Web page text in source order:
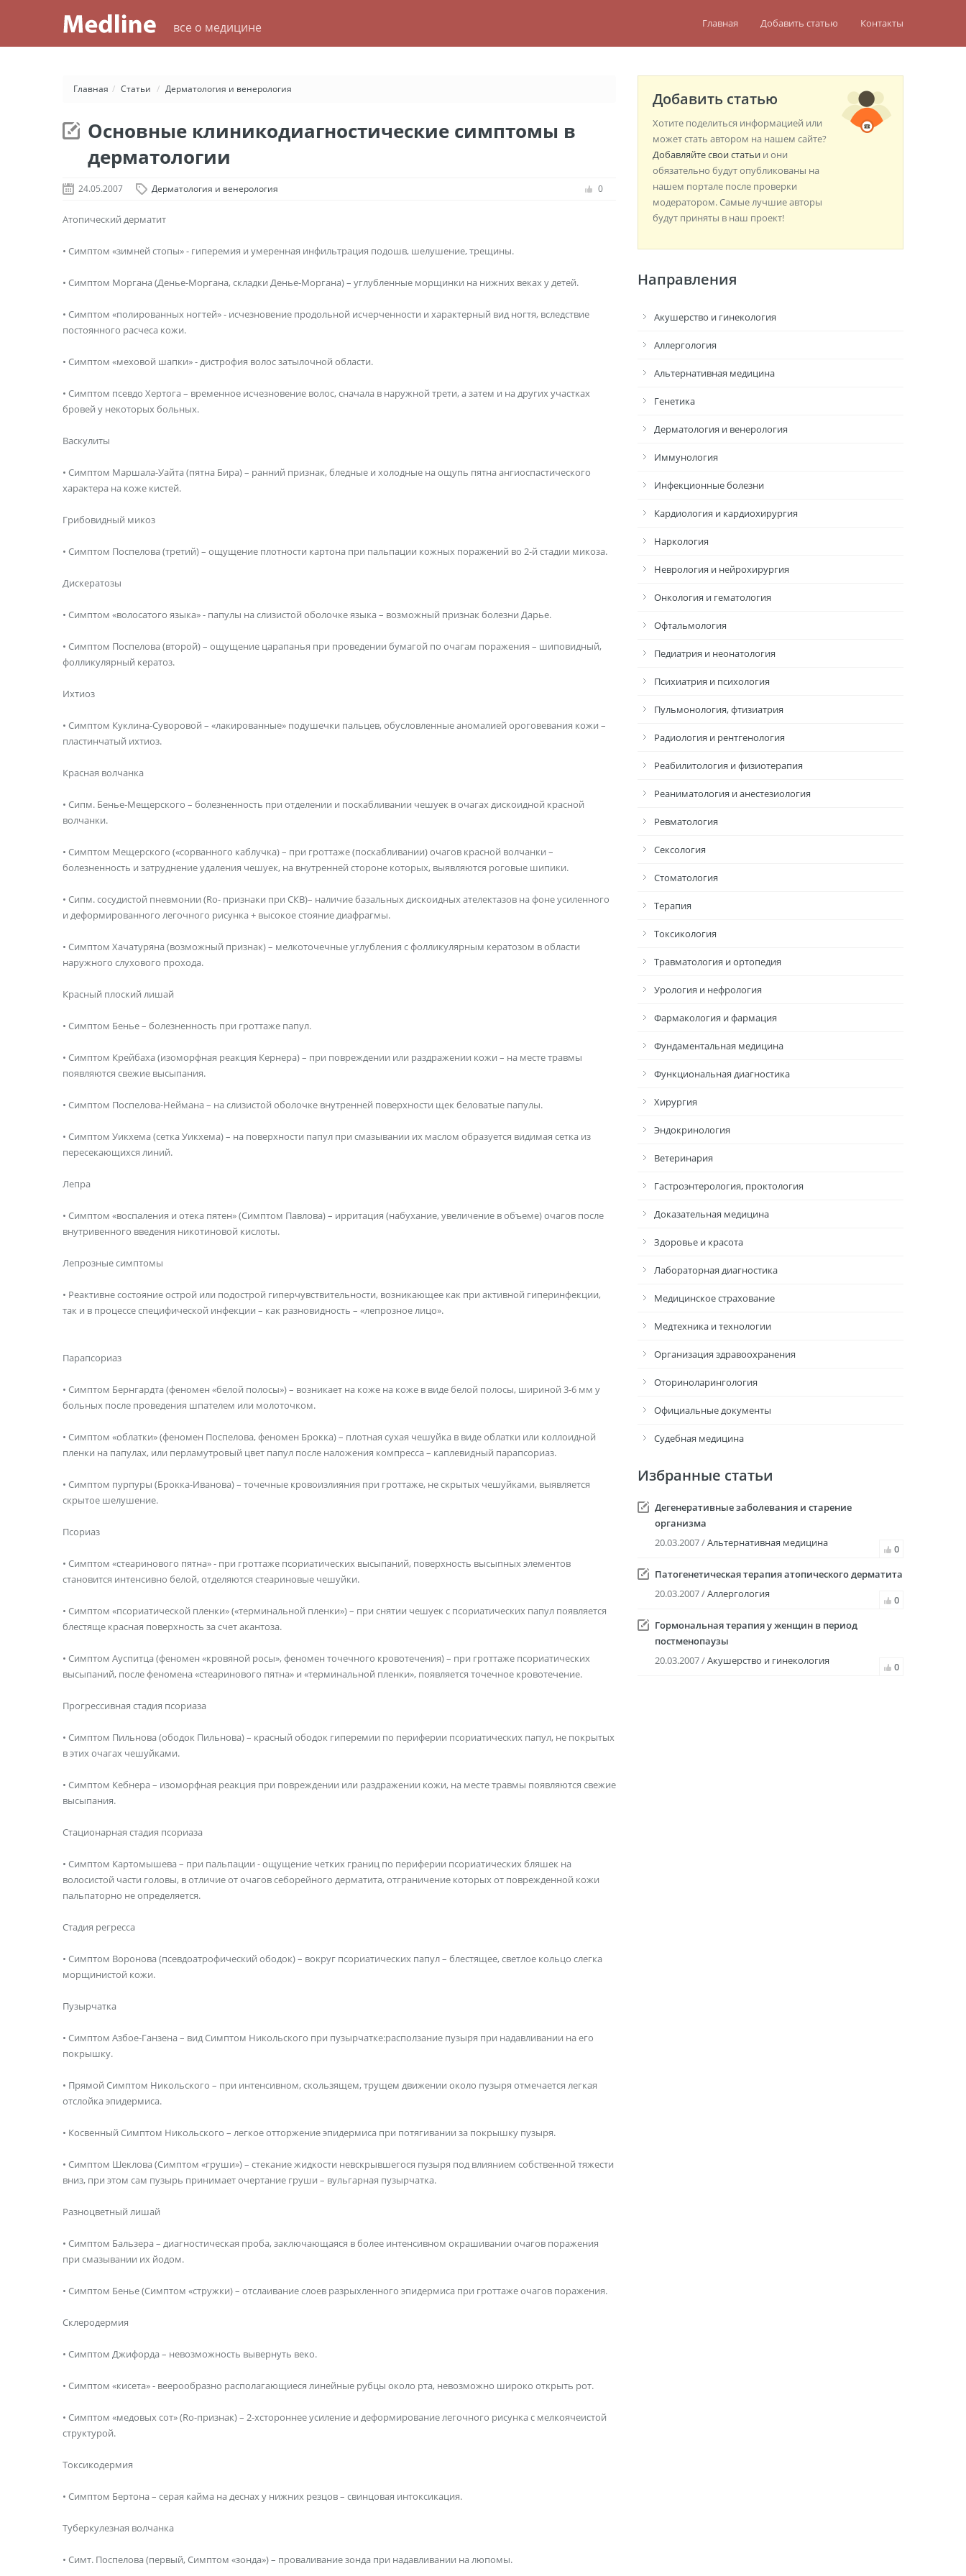
все о медицине Главная Добавить статью Контакты
Главная / Статьи / Дерматология и венерология
Основные клиникодиагностические симптомы в
дерматологии
24.05.2007 Дерматология и венерология 0
Атопический дерматит
• Симптом «зимней стопы» - гиперемия и умеренная инфильтрация подошв, шелушение, трещины.
• Симптом Моргана (Денье-Моргана, складки Денье-Моргана) – углубленные морщинки на нижних веках у детей.
• Симптом «полированных ногтей» - исчезновение продольной исчерченности и характерный вид ногтя, вследствие
постоянного расчеса кожи.
• Симптом «меховой шапки» - дистрофия волос затылочной области.
• Симптом псевдо Хертога – временное исчезновение волос, сначала в наружной трети, а затем и на других участках
бровей у некоторых больных.
Васкулиты
• Симптом Маршала-Уайта (пятна Бира) – ранний признак, бледные и холодные на ощупь пятна ангиоспастического
характера на коже кистей.
Грибовидный микоз
• Симптом Поспелова (третий) – ощущение плотности картона при пальпации кожных поражений во 2-й стадии микоза.
Дискератозы
• Симптом «волосатого языка» - папулы на слизистой оболочке языка – возможный признак болезни Дарье.
• Симптом Поспелова (второй) – ощущение царапанья при проведении бумагой по очагам поражения – шиповидный,
фолликулярный кератоз.
Ихтиоз
• Симптом Куклина-Суворовой – «лакированные» подушечки пальцев, обусловленные аномалией ороговевания кожи –
пластинчатый ихтиоз.
Красная волчанка
• Сипм. Бенье-Мещерского – болезненность при отделении и поскабливании чешуек в очагах дискоидной красной
волчанки.
• Симптом Мещерского («сорванного каблучка) – при гроттаже (поскабливании) очагов красной волчанки –
болезненность и затруднение удаления чешуек, на внутренней стороне которых, выявляются роговые шипики.
• Сипм. сосудистой пневмонии (Ro- признаки при СКВ)– наличие базальных дискоидных ателектазов на фоне усиленного
и деформированного легочного рисунка + высокое стояние диафрагмы.
• Симптом Хачатуряна (возможный признак) – мелкоточечные углубления с фолликулярным кератозом в области
наружного слухового прохода.
Красный плоский лишай
• Симптом Бенье – болезненность при гроттаже папул.
• Симптом Крейбаха (изоморфная реакция Кернера) – при повреждении или раздражении кожи – на месте травмы
появляются свежие высыпания.
• Симптом Поспелова-Неймана – на слизистой оболочке внутренней поверхности щек беловатые папулы.
• Симптом Уикхема (сетка Уикхема) – на поверхности папул при смазывании их маслом образуется видимая сетка из
пересекающихся линий.
Лепра
• Симптом «воспаления и отека пятен» (Симптом Павлова) – ирритация (набухание, увеличение в объеме) очагов после
внутривенного введения никотиновой кислоты.
Лепрозные симптомы
• Реактивне состояние острой или подострой гиперчувствительности, возникающее как при активной гиперинфекции,
так и в процессе специфической инфекции – как разновидность – «лепрозное лицо».
Парапсориаз
• Симптом Бернгардта (феномен «белой полосы») – возникает на коже на коже в виде белой полосы, шириной 3-6 мм у
больных после проведения шпателем или молоточком.
• Симптом «облатки» (феномен Поспелова, феномен Брокка) – плотная сухая чешуйка в виде облатки или коллоидной
пленки на папулах, или перламутровый цвет папул после наложения компресса – каплевидный парапсориаз.
• Симптом пурпуры (Брокка-Иванова) – точечные кровоизлияния при гроттаже, не скрытых чешуйками, выявляется
скрытое шелушение.
Псориаз
• Симптом «стеаринового пятна» - при гроттаже псориатических высыпаний, поверхность высыпных элементов
становится интенсивно белой, отделяются стеариновые чешуйки.
• Симптом «псориатической пленки» («терминальной пленки») – при снятии чешуек с псориатических папул появляется
блестяще красная поверхность за счет акантоза.
• Симптом Ауспитца (феномен «кровяной росы», феномен точечного кровотечения) – при гроттаже псориатических
высыпаний, после феномена «стеаринового пятна» и «терминальной пленки», появляется точечное кровотечение.
Прогрессивная стадия псориаза
• Симптом Пильнова (ободок Пильнова) – красный ободок гиперемии по периферии псориатических папул, не покрытых
в этих очагах чешуйками.
• Симптом Кебнера – изоморфная реакция при повреждении или раздражении кожи, на месте травмы появляются свежие
высыпания.
Стационарная стадия псориаза
• Симптом Картомышева – при пальпации - ощущение четких границ по периферии псориатических бляшек на
волосистой части головы, в отличие от очагов себорейного дерматита, отграничение которых от поврежденной кожи
пальпаторно не определяется.
Стадия регресса
• Симптом Воронова (псевдоатрофический ободок) – вокруг псориатических папул – блестящее, светлое кольцо слегка
морщинистой кожи.
Пузырчатка
• Симптом Азбое-Ганзена – вид Симптом Никольского при пузырчатке:расползание пузыря при надавливании на его
покрышку.
• Прямой Симптом Никольского – при интенсивном, скользящем, трущем движении около пузыря отмечается легкая
отслойка эпидермиса.
• Косвенный Симптом Никольского – легкое отторжение эпидермиса при потягивании за покрышку пузыря.
• Симптом Шеклова (Симптом «груши») – стекание жидкости невскрывшегося пузыря под влиянием собственной тяжести
вниз, при этом сам пузырь принимает очертание груши – вульгарная пузырчатка.
Разноцветный лишай
• Симптом Бальзера – диагностическая проба, заключающаяся в более интенсивном окрашивании очагов поражения
при смазывании их йодом.
• Симптом Бенье (Симптом «стружки) – отслаивание слоев разрыхленного эпидермиса при гроттаже очагов поражения.
Склеродермия
• Симптом Джифорда – невозможность вывернуть веко.
• Симптом «кисета» - веерообразно располагающиеся линейные рубцы около рта, невозможно широко открыть рот.
• Симптом «медовых сот» (Ro-признак) – 2-хстороннее усиление и деформирование легочного рисунка с мелкоячеистой
структурой.
Токсикодермия
• Симптом Бертона – серая кайма на деснах у нижних резцов – свинцовая интоксикация.
Туберкулезная волчанка
• Симт. Поспелова (первый, Симптом «зонда») – проваливание зонда при надавливании на люпомы.
Добавить статью
Хотите поделиться информацией или
может стать автором на нашем сайте?
Добавляйте свои статьи и они
обязательно будут опубликованы на
нашем портале после проверки
модератором. Самые лучшие авторы
будут приняты в наш проект!
Направления
Акушерство и гинекология
Аллергология
Альтернативная медицина
Генетика
Дерматология и венерология
Иммунология
Инфекционные болезни
Кардиология и кардиохирургия
Наркология
Неврология и нейрохирургия
Онкология и гематология
Офтальмология
Педиатрия и неонатология
Психиатрия и психология
Пульмонология, фтизиатрия
Радиология и рентгенология
Реабилитология и физиотерапия
Реаниматология и анестезиология
Ревматология
Сексология
Стоматология
Терапия
Токсикология
Травматология и ортопедия
Урология и нефрология
Фармакология и фармация
Фундаментальная медицина
Функциональная диагностика
Хирургия
Эндокринология
Ветеринария
Гастроэнтерология, проктология
Доказательная медицина
Здоровье и красота
Лабораторная диагностика
Медицинское страхование
Медтехника и технологии
Организация здравоохранения
Оториноларингология
Официальные документы
Судебная медицина
Избранные статьи
Дегенеративные заболевания и старение
организма
20.03.2007 /Альтернативная медицина
0
Патогенетическая терапия атопического дерматита
20.03.2007 /Аллергология
0
Гормональная терапия у женщин в период
постменопаузы
20.03.2007 /Акушерство и гинекология 0